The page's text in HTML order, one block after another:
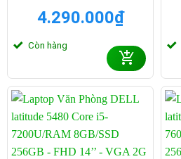
INCH
4.290.000₫
Còn hàng